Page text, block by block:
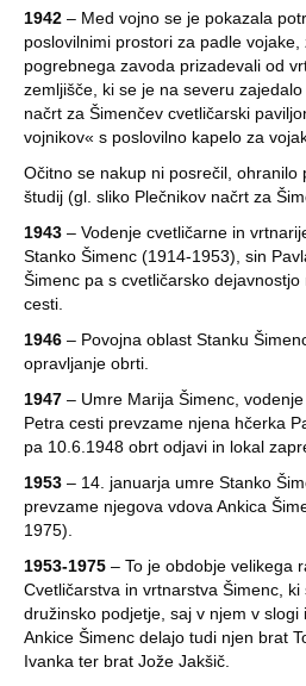
1942 – Med vojno se je pokazala
poslovilnimi prostori za padle
pogrebnega zavoda prizadevali od
zemljišče, ki se je na severu
načrt za Šimenčev cvetličarski
vojnikov« s poslovilno kapelo za
Očitno se nakup ni posrečil, ohranilo
študij (gl. sliko Plečnikov načrt za
1943 – Vodenje cvetličarne in
Stanko Šimenc (1914-1953), sin
Šimenc pa s cvetličarsko
cesti.
1946 – Povojna oblast Stanku
opravljanje obrti.
1947 – Umre Marija Šimenc,
Petra cesti prevzame njena hčerka
pa 10.6.1948 obrt odjavi in lokal
1953 – 14. januarja umre Stanko
prevzame njegova vdova Ankica
1975).
1953-1975 – To je obdobje velikega
Cvetličarstva in vrtnarstva Šimenc,
družinsko podjetje, saj v njem v slogi
Ankice Šimenc delajo tudi njen brat
Ivanka ter brat Jože Jakšič.